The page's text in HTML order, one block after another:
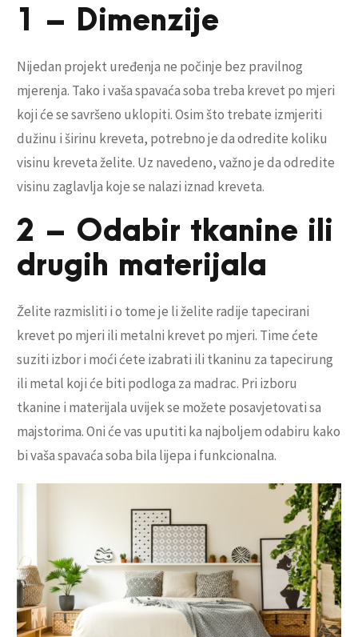
1 – Dimenzije
Nijedan projekt uređenja ne počinje bez pravilnog
mjerenja. Tako i vaša spavaća soba treba krevet po mjeri
koji će se savršeno uklopiti. Osim što trebate izmjeriti
dužinu i širinu kreveta, potrebno je da odredite koliku
visinu kreveta želite. Uz navedeno, važno je da odredite
visinu zaglavlja koje se nalazi iznad kreveta.
2 – Odabir tkanine ili
drugih materijala
Želite razmisliti i o tome je li želite radije tapecirani
krevet po mjeri ili metalni krevet po mjeri. Time ćete
suziti izbor i moći ćete izabrati ili tkaninu za tapecirung
ili metal koji će biti podloga za madrac. Pri izboru
tkanine i materijala uvijek se možete posavjetovati sa
majstorima. Oni će vas uputiti ka najboljem odabiru kako
bi vaša spavaća soba bila lijepa i funkcionalna.